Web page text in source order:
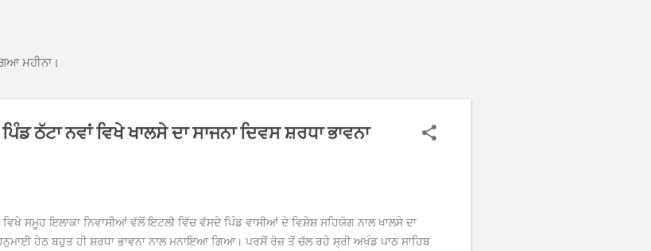
ਮਹੀਨਾ।
ਠੱਟਾ ਨਵਾਂ ਵਿਖੇ ਖਾਲਸੇ ਦਾ ਸਾਜਨਾ ਦਿਵਸ ਸ਼ਰਧਾ ਭਾਵਨਾ
ਸਮੂਹ ਇਲਾਕਾ ਨਿਵਾਸੀਆਂ ਵੱਲੋਂ ਇਟਲੀ ਵਿੱਚ ਵੱਸਦੇ ਪਿੰਡ ਵਾਸੀਆਂ ਦੇ ਵਿਸ਼ੇਸ਼ ਸਹਿਯੋਗ ਨਾਲ ਖਾਲਸੇ ਦਾ
ਹੇਠ ਬਹੁਤ ਹੀ ਸ਼ਰਧਾ ਭਾਵਨਾ ਨਾਲ ਮਨਾਇਆ ਗਿਆ। ਪਰਸੋਂ ਰੋਜ਼ ਤੋਂ ਚੱਲ ਰਹੇ ਸ੍ਰੀ ਅਖੰਡ ਪਾਠ ਸਾਹਿਬ